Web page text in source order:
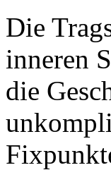
Die
inneren
die